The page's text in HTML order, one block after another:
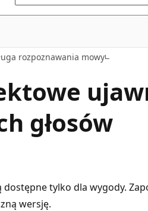
rozpoznawania mowy
głosów
dostępne tylko dla wygody.
wersję.